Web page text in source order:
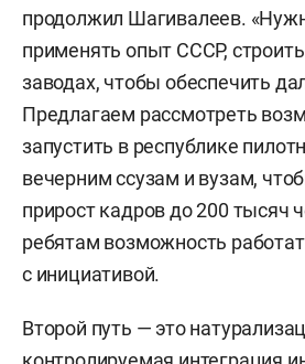
продолжил Шагивалеев.
применять опыт СССР,
заводах, чтобы обеспечить
Предлагаем рассмотреть
запустить в республике
вечерним ссузам и вузам,
прирост кадров до 200 тысяч
ребятам возможность
с инициативой.
Второй путь — это